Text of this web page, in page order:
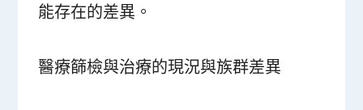
能存在的差異。
醫療篩檢與治療的現況與族群差異